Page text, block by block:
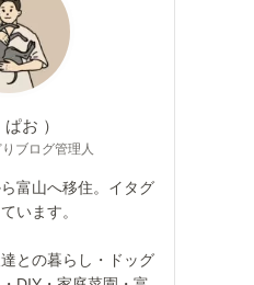
お ）
ブログ管理人
富山へ移住。イタグ
います。
との暮らし・ドッグ